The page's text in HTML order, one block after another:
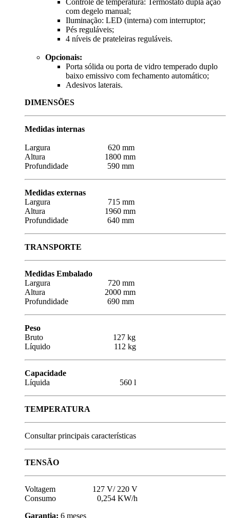
Controle de temperatura: Termostato dupla ação
com degelo manual;
Iluminação: LED (interna) com interruptor;
Pés reguláveis;
4 níveis de prateleiras reguláveis.
Opcionais:
Porta sólida ou porta de vidro temperado duplo
baixo emissivo com fechamento automático;
Adesivos laterais.
DIMENSÕES
Medidas internas
Largura 620 mm
Altura 1800 mm
Profundidade 590 mm
Medidas externas
Largura 715 mm
Altura 1960 mm
Profundidade 640 mm
TRANSPORTE
Medidas Embalado
Largura 720 mm
Altura 2000 mm
Profundidade 690 mm
Peso
Bruto 127 kg
Líquido 112 kg
Capacidade
Líquida 560 l
TEMPERATURA
Consultar principais características
TENSÃO
Voltagem 127 V/ 220 V
Consumo 0,254 KW/h
Garantia: 6 meses